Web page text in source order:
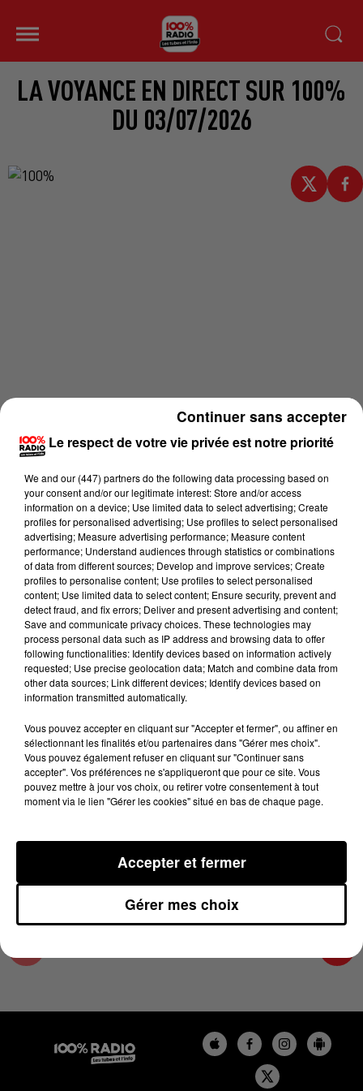
LA VOYANCE EN DIRECT SUR 100%
DU 03/07/2026
Lecture (3 min 41 sec)
100%
La voyance en direct sur 100% du 03/07/2026
3 juillet 2026 - 3 min 41 sec
LA VOYANCE EN DIRECT SUR 100% DU
03/07/2026
Chronique Voyance en direct du 10 13 du 03/07/2026
Le respect de votre vie privée est notre priorité
We and our (447) partnersdo the following data processing based on
your consent and/or our legitimate interest: Store and/or access
information on a device; Use limited data to select advertising; Create
profiles for personalised advertising; Use profiles to select personalised
advertising; Measure advertising performance; Measure content
performance; Understand audiences through statistics or combinations
of data from different sources; Develop and improve services; Create
profiles to personalise content; Use profiles to select personalised
content; Use limited data to select content; Ensure security, prevent and
detect fraud, and fix errors; Deliver and present advertising and content;
Save and communicate privacy choices. These technologies may
process personal data such as IP address and browsing data to offer
following functionalities: Identify devices based on information actively
requested; Use precise geolocation data; Match and combine data from
other data sources; Link different devices; Identify devices based on
information transmitted automatically.
Vous pouvez accepter en cliquant sur "Accepter et fermer", ou affiner en
sélectionnant les finalités et/ou partenaires dans "Gérer mes choix".
Vous pouvez également refuser en cliquant sur "Continuer sans
accepter". Vos préférences ne s'appliqueront que pour ce site. Vous
pouvez mettre à jour vos choix, ou retirer votre consentement à tout
moment via le lien "Gérer les cookies" situé en bas de chaque page.
Gérer mes choix
Accepter et fermer
Continuer sans accepter